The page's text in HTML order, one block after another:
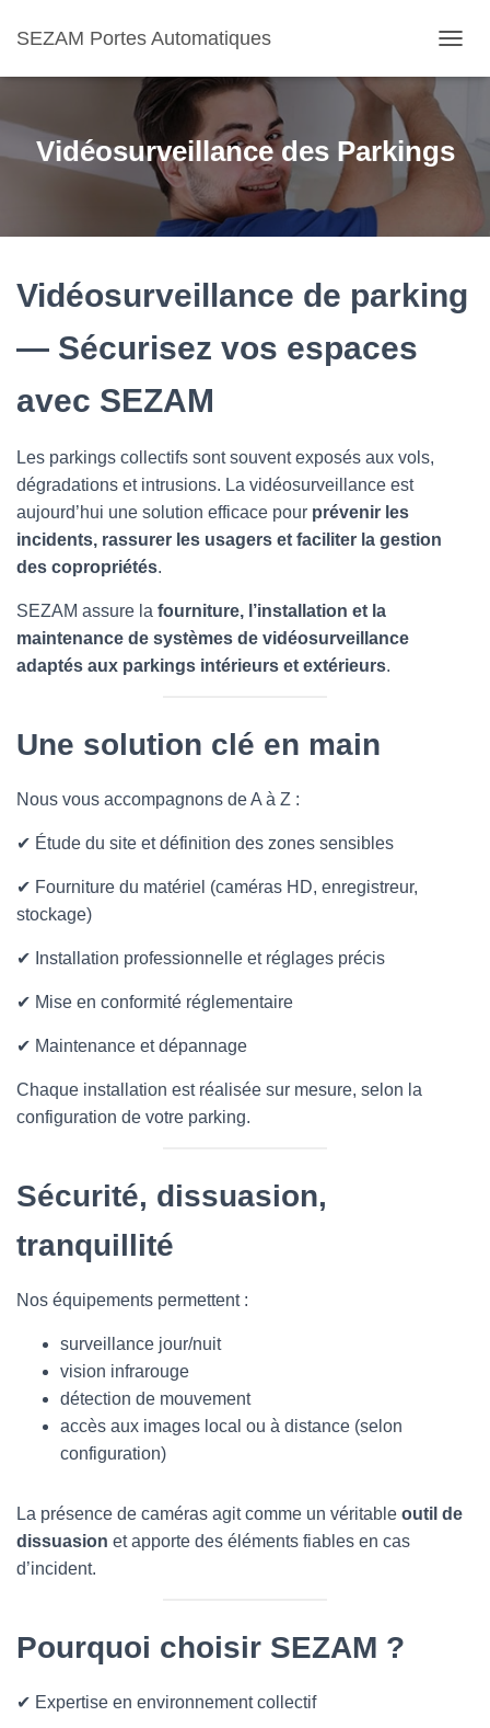
SEZAM Portes Automatiques
U
R
R
Vidéosurveillance des Parkings
Vidéosurveillance de parking
— Sécurisez vos espaces
avec SEZAM
Les parkings collectifs sont souvent exposés aux vols,
dégradations et intrusions. La vidéosurveillance est
aujourd’hui une solution efficace pour prévenir les
incidents, rassurer les usagers et faciliter la gestion
des copropriétés.
SEZAM assure la fourniture, l’installation et la
maintenance de systèmes de vidéosurveillance
adaptés aux parkings intérieurs et extérieurs.
Une solution clé en main
Nous vous accompagnons de A à Z :
✔ Étude du site et définition des zones sensibles
✔ Fourniture du matériel (caméras HD, enregistreur,
stockage)
✔ Installation professionnelle et réglages précis
✔ Mise en conformité réglementaire
✔ Maintenance et dépannage
Chaque installation est réalisée sur mesure, selon la
configuration de votre parking.
Sécurité, dissuasion,
tranquillité
Nos équipements permettent :
surveillance jour/nuit
vision infrarouge
détection de mouvement
accès aux images local ou à distance (selon
configuration)
La présence de caméras agit comme un véritable outil de
dissuasion et apporte des éléments fiables en cas
d’incident.
Pourquoi choisir SEZAM ?
✔ Expertise en environnement collectif